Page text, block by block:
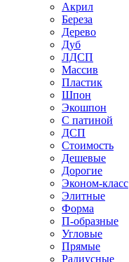
Акрил
Береза
Дерево
Дуб
ЛДСП
Массив
Пластик
Шпон
Экошпон
С патиной
ДСП
Стоимость
Дешевые
Дорогие
Эконом-класс
Элитные
Форма
П-образные
Угловые
Прямые
Радиусные